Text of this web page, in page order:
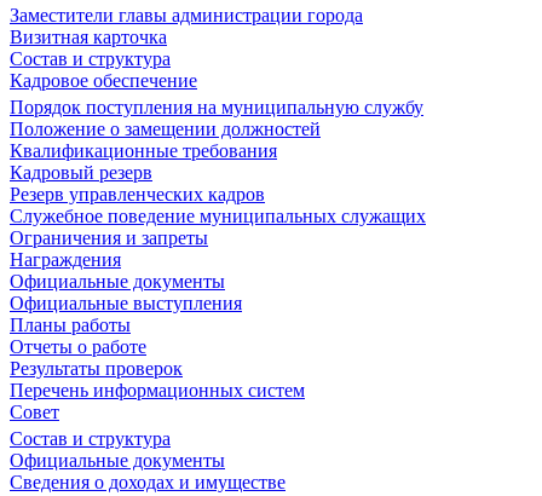
Заместители главы администрации города
Визитная карточка
Состав и структура
Кадровое обеспечение
Порядок поступления на муниципальную службу
Положение о замещении должностей
Квалификационные требования
Кадровый резерв
Резерв управленческих кадров
Служебное поведение муниципальных служащих
Ограничения и запреты
Награждения
Официальные документы
Официальные выступления
Планы работы
Отчеты о работе
Результаты проверок
Перечень информационных систем
Совет
Состав и структура
Официальные документы
Сведения о доходах и имуществе